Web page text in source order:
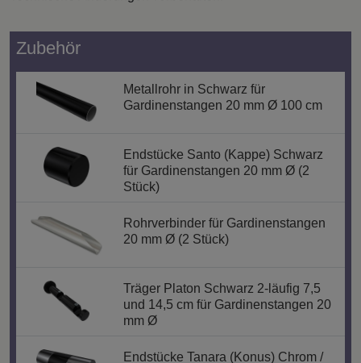
Zubehör
Metallrohr in Schwarz für
Gardinenstangen 20 mm Ø 100 cm
Endstücke Santo (Kappe) Schwarz
für Gardinenstangen 20 mm Ø (2
Stück)
Rohrverbinder für Gardinenstangen
20 mm Ø (2 Stück)
Träger Platon Schwarz 2-läufig 7,5
und 14,5 cm für Gardinenstangen 20
mm Ø
Endstücke Tanara (Konus) Chrom /